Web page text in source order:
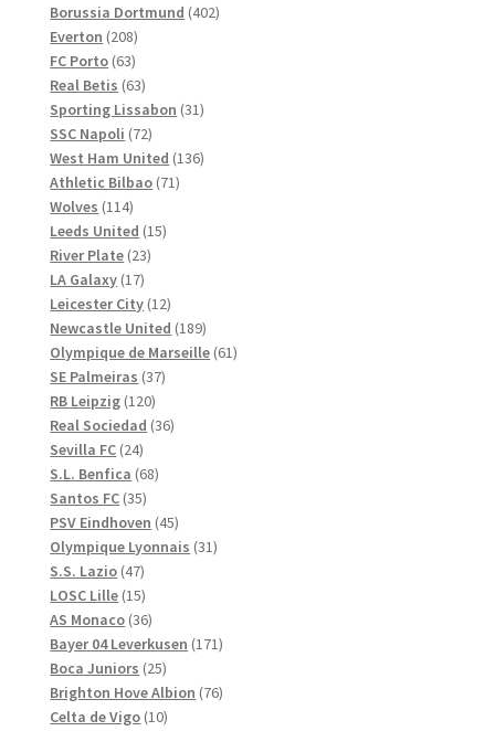
produkter
Borussia Dortmund 402402
Everton 208208
produkter
FC Porto 6363
produkter
Real Betis 6363
produkter
Sporting Lissabon 3131
SSC Napoli 7272
produkter
West Ham United 136136
Athletic Bilbao 7171
Wolves 114114
produkter
Leeds United 1515
River Plate 2323
LA Galaxy 1717
produkter
Leicester City 1212
produkter
Newcastle United 189189
produkter
Olympique de Marseille 6161
SE Palmeiras 3737
RB Leipzig 120120
produkter
Real Sociedad 3636
Sevilla FC 2424
produkter
S.L. Benfica 6868
Santos FC 3535
produkter
PSV Eindhoven 4545
produkter
Olympique Lyonnais 3131
S.S. Lazio 4747
produkter
LOSC Lille 1515
produkter
AS Monaco 3636
produkter
Bayer 04 Leverkusen 171171
Boca Juniors 2525
produkter
Brighton Hove Albion 7676
Celta de Vigo 1010